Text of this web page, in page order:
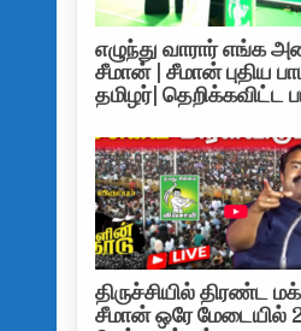
எழுந்து வாரார்
சீமான் | சீமான் புதிய
தமிழர்| தெறிக்கவிட்ட
திருச்சியில் திரண்ட
சீமான் ஒரே மேடையில்